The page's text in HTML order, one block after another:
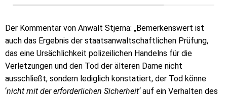
Der Kommentar von Anwalt Stjerna: „Bemerkenswert ist
auch das Ergebnis der staatsanwaltschaftlichen Prüfung,
das eine Ursächlichkeit polizeilichen Handelns für die
Verletzungen und den Tod der älteren Dame nicht
ausschließt, sondern lediglich konstatiert, der Tod könne
‘nicht mit der erforderlichen Sicherheit‘auf ein Verhalten des